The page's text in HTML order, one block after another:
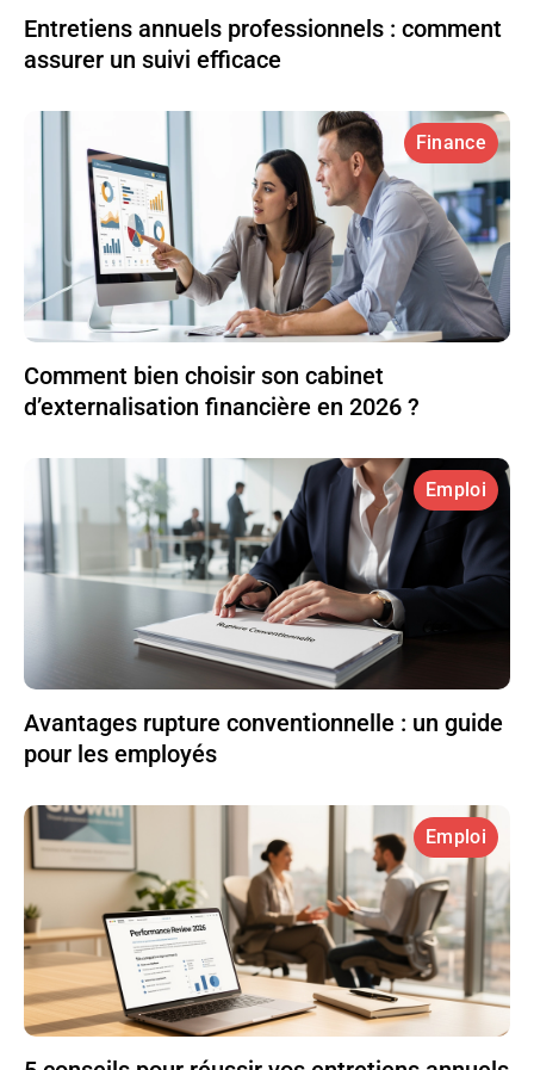
Entretiens annuels professionnels : comment
assurer un suivi efficace
Finance
Comment bien choisir son cabinet
d’externalisation financière en 2026 ?
Emploi
Avantages rupture conventionnelle : un guide
pour les employés
Emploi